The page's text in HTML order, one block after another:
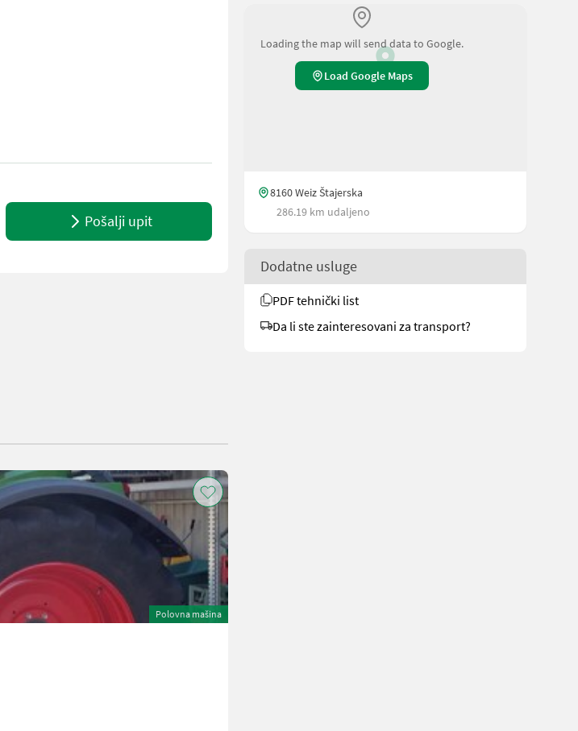
Pošalji upit
Loading the map will send data to Google.
Load Google Maps
8160 Weiz Štajerska
286.19 km udaljeno
Dodatne usluge
PDF tehnički list
Da li ste zainteresovani za transport?
Polovna mašina